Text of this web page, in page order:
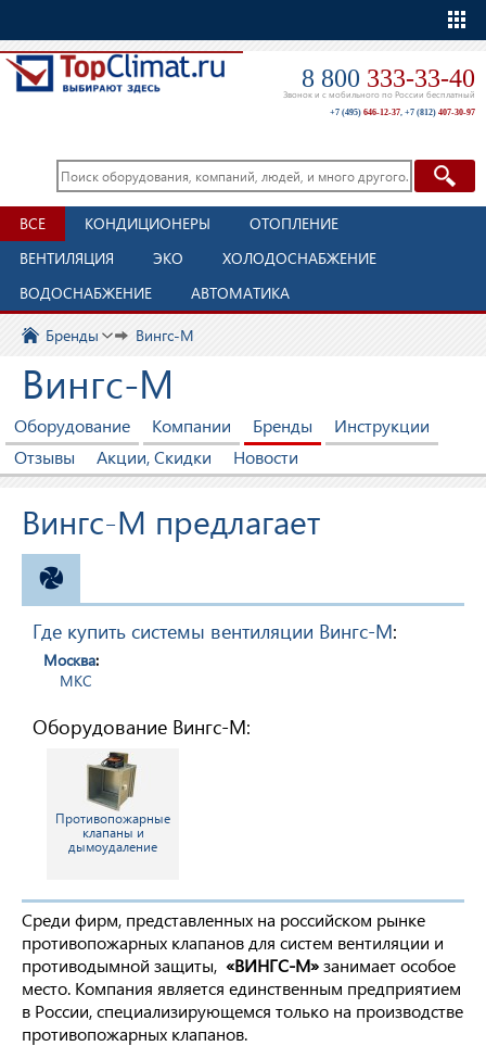
8 800 333-33-40
Звонок и с мобильного по России бесплатный
+7 (495) 646-12-37, +7 (812) 407-30-97
ВСЕ КОНДИЦИОНЕРЫ
ОТОПЛЕНИЕ
ВЕНТИЛЯЦИЯ
ЭКО
ХОЛОДОСНАБЖЕНИЕ
ВОДОСНАБЖЕНИЕ
АВТОМАТИКА
Бренды Вингс-М
Вингс-М
Оборудование Компании Бренды
Инструкции
Отзывы
Акции, Скидки Новости
Вингс-М предлагает
Где купить системы вентиляции Вингс-М:
Москва:
МКС
Оборудование Вингс-М:
Противопожарные
клапаны и
дымоудаление
Среди фирм, представленных на российском рынке
противопожарных клапанов для систем вентиляции и
противодымной защиты, «ВИНГС-М»занимает особое
место. Компания является единственным предприятием
в России, специализирующемся только на производстве
противопожарных клапанов.